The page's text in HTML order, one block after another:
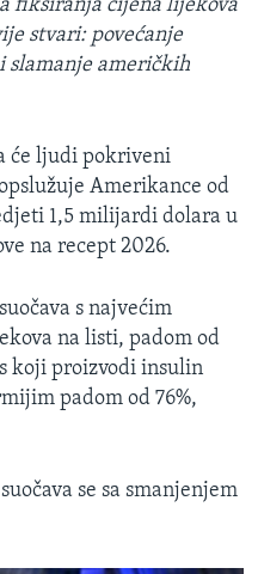
fiksiranja cijena lijekova
stvari: povećanje
slamanje američkih
će ljudi pokriveni
Amerikance od
1,5 milijardi dolara u
na recept 2026.
s najvećim
na listi, padom od
koji proizvodi insulin
padom od 76%,
se sa smanjenjem